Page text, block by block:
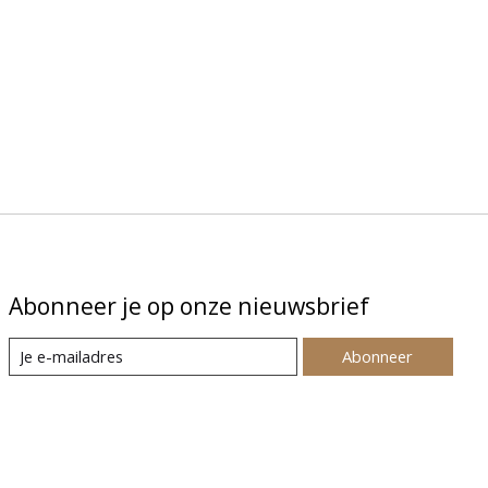
Abonneer je op onze nieuwsbrief
Abonneer